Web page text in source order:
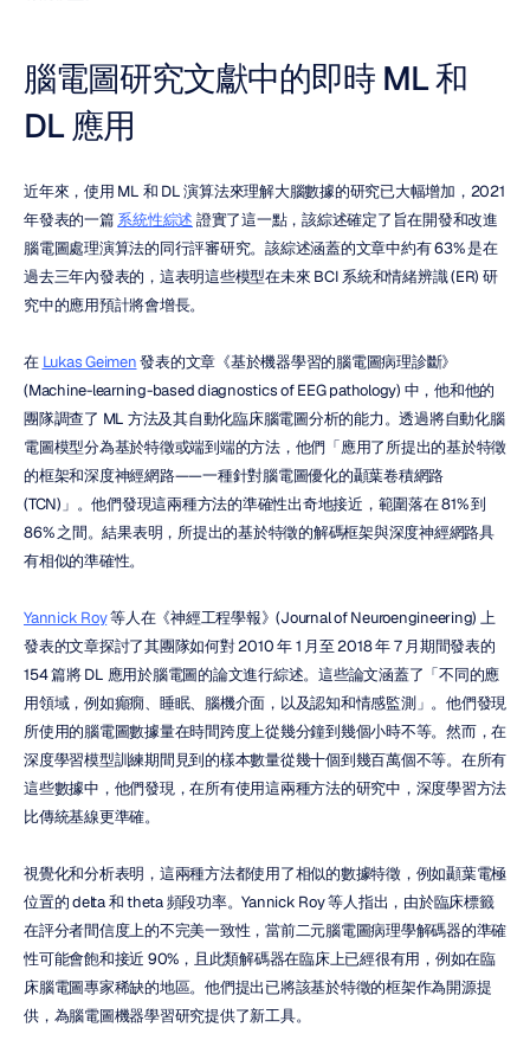
腦電圖研究文獻中的即時 ML 和
DL 應用
近年來，使用 ML 和 DL 演算法來理解大腦數據的研究已大幅增加，2021
年發表的一篇 系統性綜述 證實了這一點，該綜述確定了旨在開發和改進
腦電圖處理演算法的同行評審研究。該綜述涵蓋的文章中約有 63% 是在
過去三年內發表的，這表明這些模型在未來 BCI 系統和情緒辨識 (ER) 研
究中的應用預計將會增長。
在 Lukas Geimen 發表的文章《基於機器學習的腦電圖病理診斷》
(Machine-learning-based diagnostics of EEG pathology) 中，他和他的
團隊調查了 ML 方法及其自動化臨床腦電圖分析的能力。透過將自動化腦
電圖模型分為基於特徵或端到端的方法，他們「應用了所提出的基於特徵
的框架和深度神經網路——一種針對腦電圖優化的顳葉卷積網路
(TCN)」。他們發現這兩種方法的準確性出奇地接近，範圍落在 81% 到
86% 之間。結果表明，所提出的基於特徵的解碼框架與深度神經網路具
有相似的準確性。
Yannick Roy 等人在《神經工程學報》(Journal of Neuroengineering) 上
發表的文章探討了其團隊如何對 2010 年 1 月至 2018 年 7 月期間發表的
154 篇將 DL 應用於腦電圖的論文進行綜述。這些論文涵蓋了「不同的應
用領域，例如癲癇、睡眠、腦機介面，以及認知和情感監測」。他們發現
所使用的腦電圖數據量在時間跨度上從幾分鐘到幾個小時不等。然而，在
深度學習模型訓練期間見到的樣本數量從幾十個到幾百萬個不等。在所有
這些數據中，他們發現，在所有使用這兩種方法的研究中，深度學習方法
比傳統基線更準確。
視覺化和分析表明，這兩種方法都使用了相似的數據特徵，例如顳葉電極
位置的 delta 和 theta 頻段功率。Yannick Roy 等人指出，由於臨床標籤
在評分者間信度上的不完美一致性，當前二元腦電圖病理學解碼器的準確
性可能會飽和接近 90%，且此類解碼器在臨床上已經很有用，例如在臨
床腦電圖專家稀缺的地區。他們提出已將該基於特徵的框架作為開源提
供，為腦電圖機器學習研究提供了新工具。